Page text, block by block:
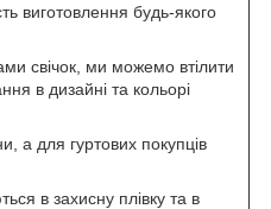
виготовлення будь-якого
свічок, ми можемо втілити
в дизайні та кольорі
а для гуртових покупців
в захисну плівку та в